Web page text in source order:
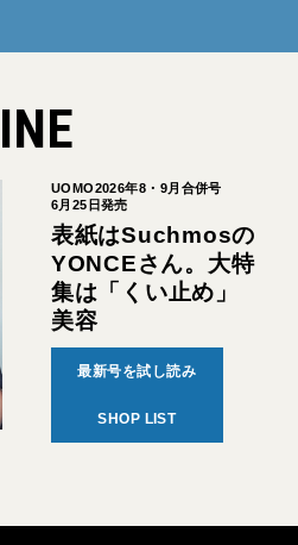
UOMO2026年8・9月合併号
6月25日発売
表紙はSuchmosの
YONCEさん。大特
集は「くい止め」
美容
最新号を試し読み
SHOP LIST